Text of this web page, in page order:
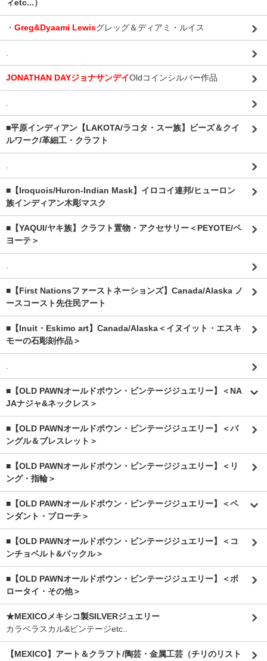
ィetc...）
・ Greg&Dyaami Lewisグレッグ＆ディアミ・ルイス
JONATHAN DAYジョナサンデイOldコインシルバー作品
■平原インディアン【LAKOTA/ラコタ・スー族】ビーズ＆クイ
ルワーク/革細工・クラフト
■【Iroquois/Huron-Indian Mask】イロコイ連邦/ヒューロン
族インディアン木彫マスク
■【YAQUI/ヤキ族】クラフト置物・アクセサリー＜PEYOTE/ペ
ヨーテ＞
■【First Nationsファーストネーションズ】Canada/Alaska ノ
ースコースト先住民アート
■【Inuit・Eskimo art】Canada/Alaska＜イヌイット・エスキ
モーの石彫刻作品＞
■【OLD PAWNオールドポウン・ビンテージジュエリー】＜NA
JAナジャ&ネックレス＞
■【OLD PAWNオールドポウン・ビンテージジュエリー】＜バ
ングル＆ブレスレット＞
■【OLD PAWNオールドポウン・ビンテージジュエリー】＜リ
ング・指輪＞
■【OLD PAWNオールドポウン・ビンテージジュエリー】＜ペ
ンダント・ブローチ＞
■【OLD PAWNオールドポウン・ビンテージジュエリー】＜コ
ンチョベルト&バックル＞
■【OLD PAWNオールドポウン・ビンテージジュエリー】＜ボ
ロータイ・その他＞
★MEXICOメキシコ製SILVERジュエリー
カラベラスカル&ビンテージetc..
【MEXICO】アート＆クラフト/陶芸・金属工芸（チリのリスト